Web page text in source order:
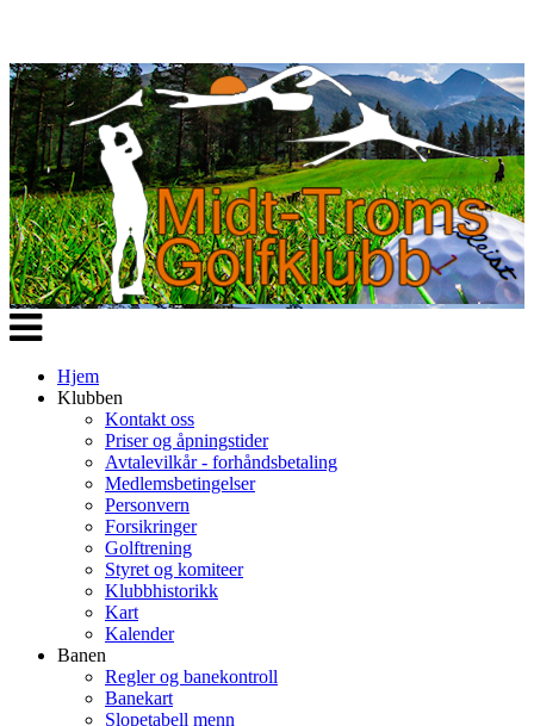
Veksle
navigasjon
Hjem
Klubben
Kontakt oss
Priser og åpningstider
Avtalevilkår - forhåndsbetaling
Medlemsbetingelser
Personvern
Forsikringer
Golftrening
Styret og komiteer
Klubbhistorikk
Kart
Kalender
Banen
Regler og banekontroll
Banekart
Slopetabell menn